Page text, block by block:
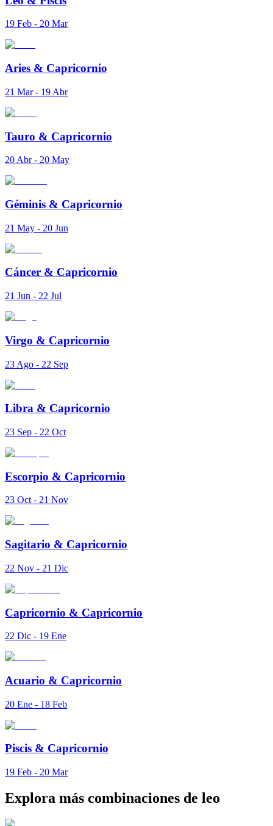
19 Feb - 20 Mar
Aries & Capricornio
21 Mar - 19 Abr
Tauro & Capricornio
20 Abr - 20 May
Géminis & Capricornio
21 May - 20 Jun
Cáncer & Capricornio
21 Jun - 22 Jul
Virgo & Capricornio
23 Ago - 22 Sep
Libra & Capricornio
23 Sep - 22 Oct
Escorpio & Capricornio
23 Oct - 21 Nov
Sagitario & Capricornio
22 Nov - 21 Dic
Capricornio & Capricornio
22 Dic - 19 Ene
Acuario & Capricornio
20 Ene - 18 Feb
Piscis & Capricornio
19 Feb - 20 Mar
Explora más combinaciones de leo